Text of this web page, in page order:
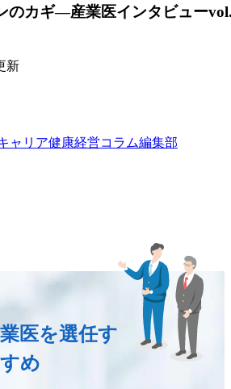
のカギ―産業医インタビュー
新
ャリア健康経営コラム編集部
医を選任す
め